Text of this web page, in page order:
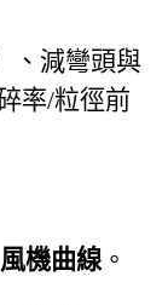
、減彎頭與
率/粒徑前
機曲線 。